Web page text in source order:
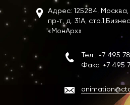
Адрес: 125284,
пр-т, д. 31А, стр.1,
«МонАрх»
Тел.: +7 495
Факс: +7 495